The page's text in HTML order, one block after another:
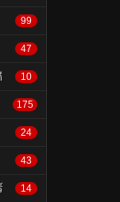
99
47
10
175
24
43
14